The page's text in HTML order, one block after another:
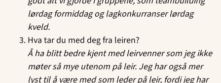
lørdag formiddag og lagkonkurranser lørdag
kveld.
Hva tar du med deg fra leiren?
Å ha blitt bedre kjent med leirvenner som jeg ikke
møter så mye utenom på leir. Jeg har også mer
lyst til å være med som leder på leir, fordi jeg har